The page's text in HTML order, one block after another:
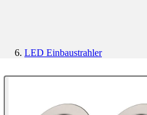
LED Einbaustrahler